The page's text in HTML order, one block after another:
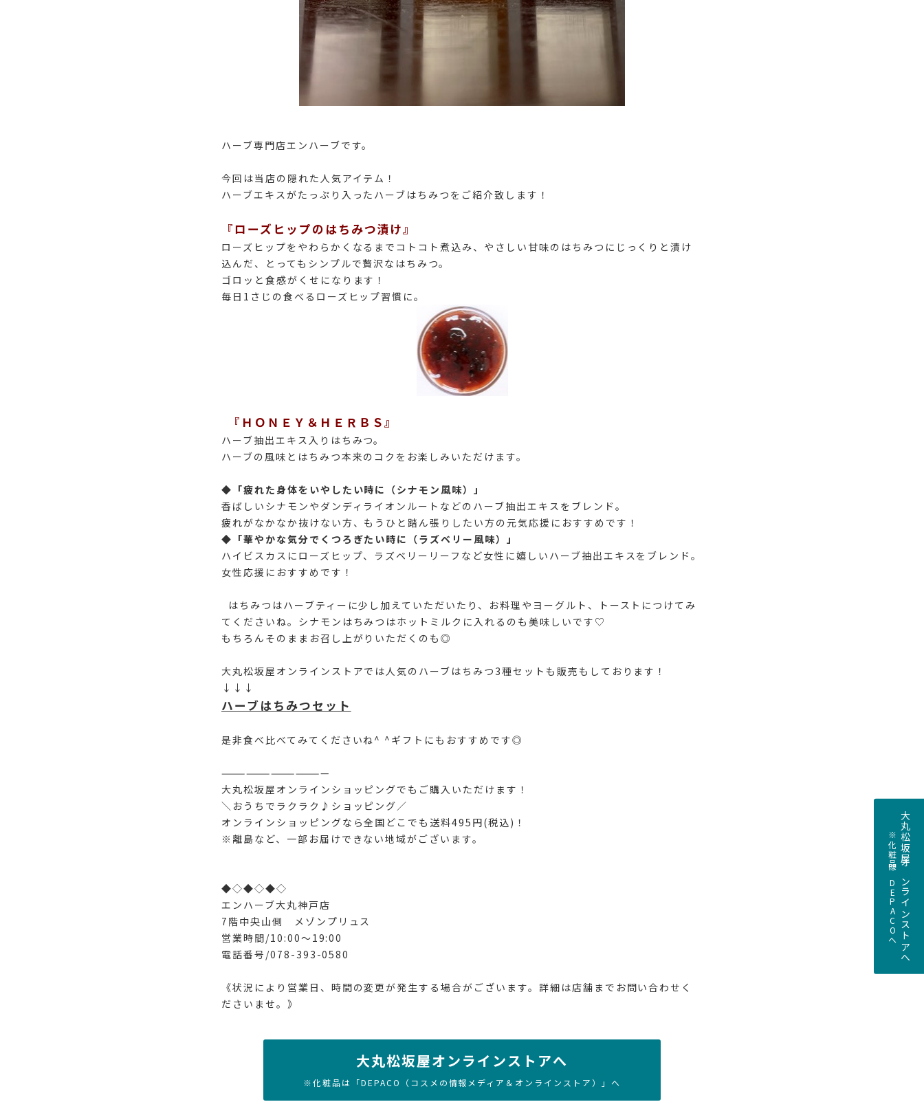
ハーブ専門店エンハーブです。
今回は当店の隠れた人気アイテム！
ハーブエキスがたっぷり入ったハーブはちみつをご紹介致します！
『ローズヒップのはちみつ漬け』
ローズヒップをやわらかくなるまでコトコト煮込み、やさしい甘味のはちみつにじっくりと漬け
込んだ、とってもシンプルで贅沢なはちみつ。
ゴロッと食感がくせになります！
毎日1さじの食べるローズヒップ習慣に。
『ＨＯＮＥＹ＆ＨＥＲＢＳ』
ハーブ抽出エキス入りはちみつ。
ハーブの風味とはちみつ本来のコクをお楽しみいただけます。
◆「疲れた身体をいやしたい時に（シナモン風味）」
香ばしいシナモンやダンディライオンルートなどのハーブ抽出エキスをブレンド。
疲れがなかなか抜けない方、もうひと踏ん張りしたい方の元気応援におすすめです！
◆「華やかな気分でくつろぎたい時に（ラズベリー風味）」
ハイビスカスにローズヒップ、ラズベリーリーフなど女性に嬉しいハーブ抽出エキスをブレンド。
女性応援におすすめです！
はちみつはハーブティーに少し加えていただいたり、お料理やヨーグルト、トーストにつけてみ
てくださいね。シナモンはちみつはホットミルクに入れるのも美味しいです♡
もちろんそのままお召し上がりいただくのも◎
大丸松坂屋オンラインストアでは人気のハーブはちみつ3種セットも販売もしております！
↓↓↓
ハーブはちみつセット
是非食べ比べてみてくださいね^ ^ギフトにもおすすめです◎
—————————————
大丸松坂屋オンラインショッピングでもご購入いただけます！
＼おうちでラクラク♪ショッピング／
オンラインショッピングなら全国どこでも送料495円(税込)！
※離島など、一部お届けできない地域がございます。
◆◇◆◇◆◇
エンハーブ大丸神戸店
7階中央山側 メゾンプリュス
営業時間/10:00〜19:00
電話番号/078-393-0580
《状況により営業日、時間の変更が発生する場合がございます。詳細は店舗までお問い合わせく
ださいませ。》
大丸松坂屋オンラインストアへ
※化粧品は「DEPACO（コスメの情報メディア＆オンラインストア）」へ
大丸松坂屋オンラインストアへ
※化粧品はDEPACOへ